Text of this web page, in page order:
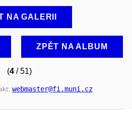
NA GALERII
ZPĚT NA ALBUM
(4/ 51)
webmaster@fi.muni.cz